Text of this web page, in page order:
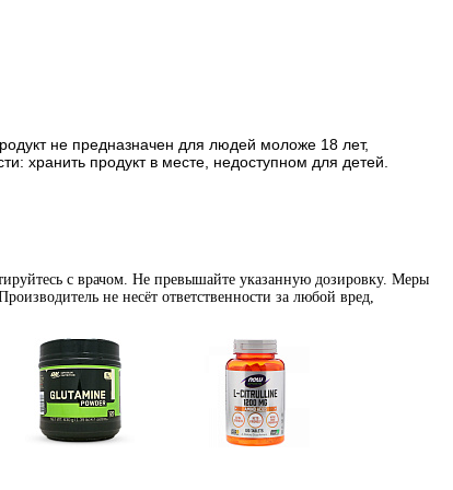
не предназначен для людей моложе 18 лет,
продукт в месте, недоступном для детей.
с врачом. Не превышайте указанную дозировку. Меры
не несёт ответственности за любой вред,